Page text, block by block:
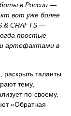
в России —
вот уже более
& CRAFTS —
простые
артефактами в
раскрыть таланты
тему,
по-своему.
«Обратная